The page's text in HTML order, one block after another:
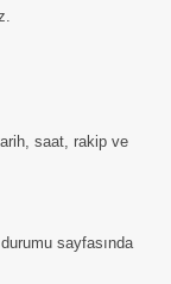
saat, rakip ve
sayfasında